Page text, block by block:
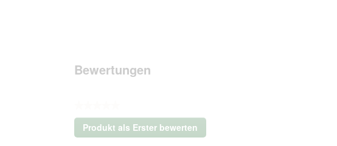
Bewertungen
Kein
Beurteilungswert
Produkt als Erster bewerten
.